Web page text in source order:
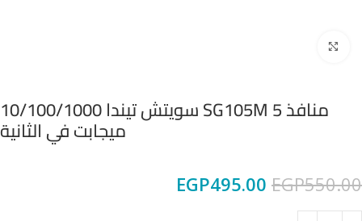
منافذ 5 SG105M سويتش تيندا 10/100/1000
ميجابت في الثانية
EGP550.00
EGP495.00